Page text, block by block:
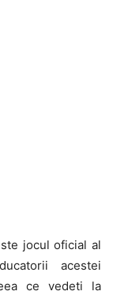
jocul oficial al
acestei
ce vedeti la